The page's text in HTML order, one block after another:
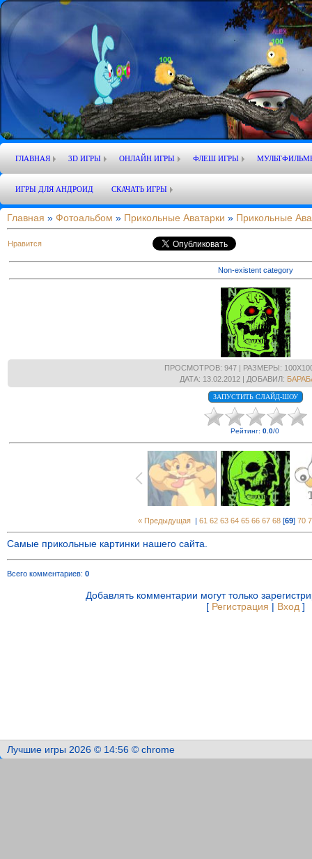
ГЛАВНАЯ 3D ИГРЫ ОНЛАЙН ИГРЫ ФЛЕШ ИГРЫ
ИГРЫ ДЛЯ АНДРОИД СКАЧАТЬ ИГРЫ
Главная » Фотоальбом » Прикольные Аватарки » Прикольные
Нравится
Non-existent category
ПРОСМОТРОВ: 947 | РАЗМЕРЫ:
ДАТА: 13.02.2012 | ДОБАВИЛ:
Рейтинг:0.0/0
« Предыдущая | 61 62 63 64 65 66 67 68 [69] 70
Самые прикольные картинки нашего сайта.
Всего комментариев: 0
Добавлять комментарии могут только
[ Регистрация | Вход ]
Лучшие игры 2026 © 14:56 © chrome